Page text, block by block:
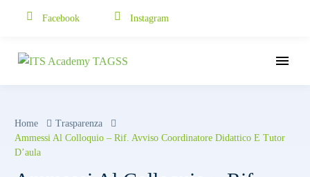
Facebook Instagram
Home
Trasparenza
Ammessi Al Colloquio – Rif. Avviso Coordinatore Didattico E Tutor
D’aula